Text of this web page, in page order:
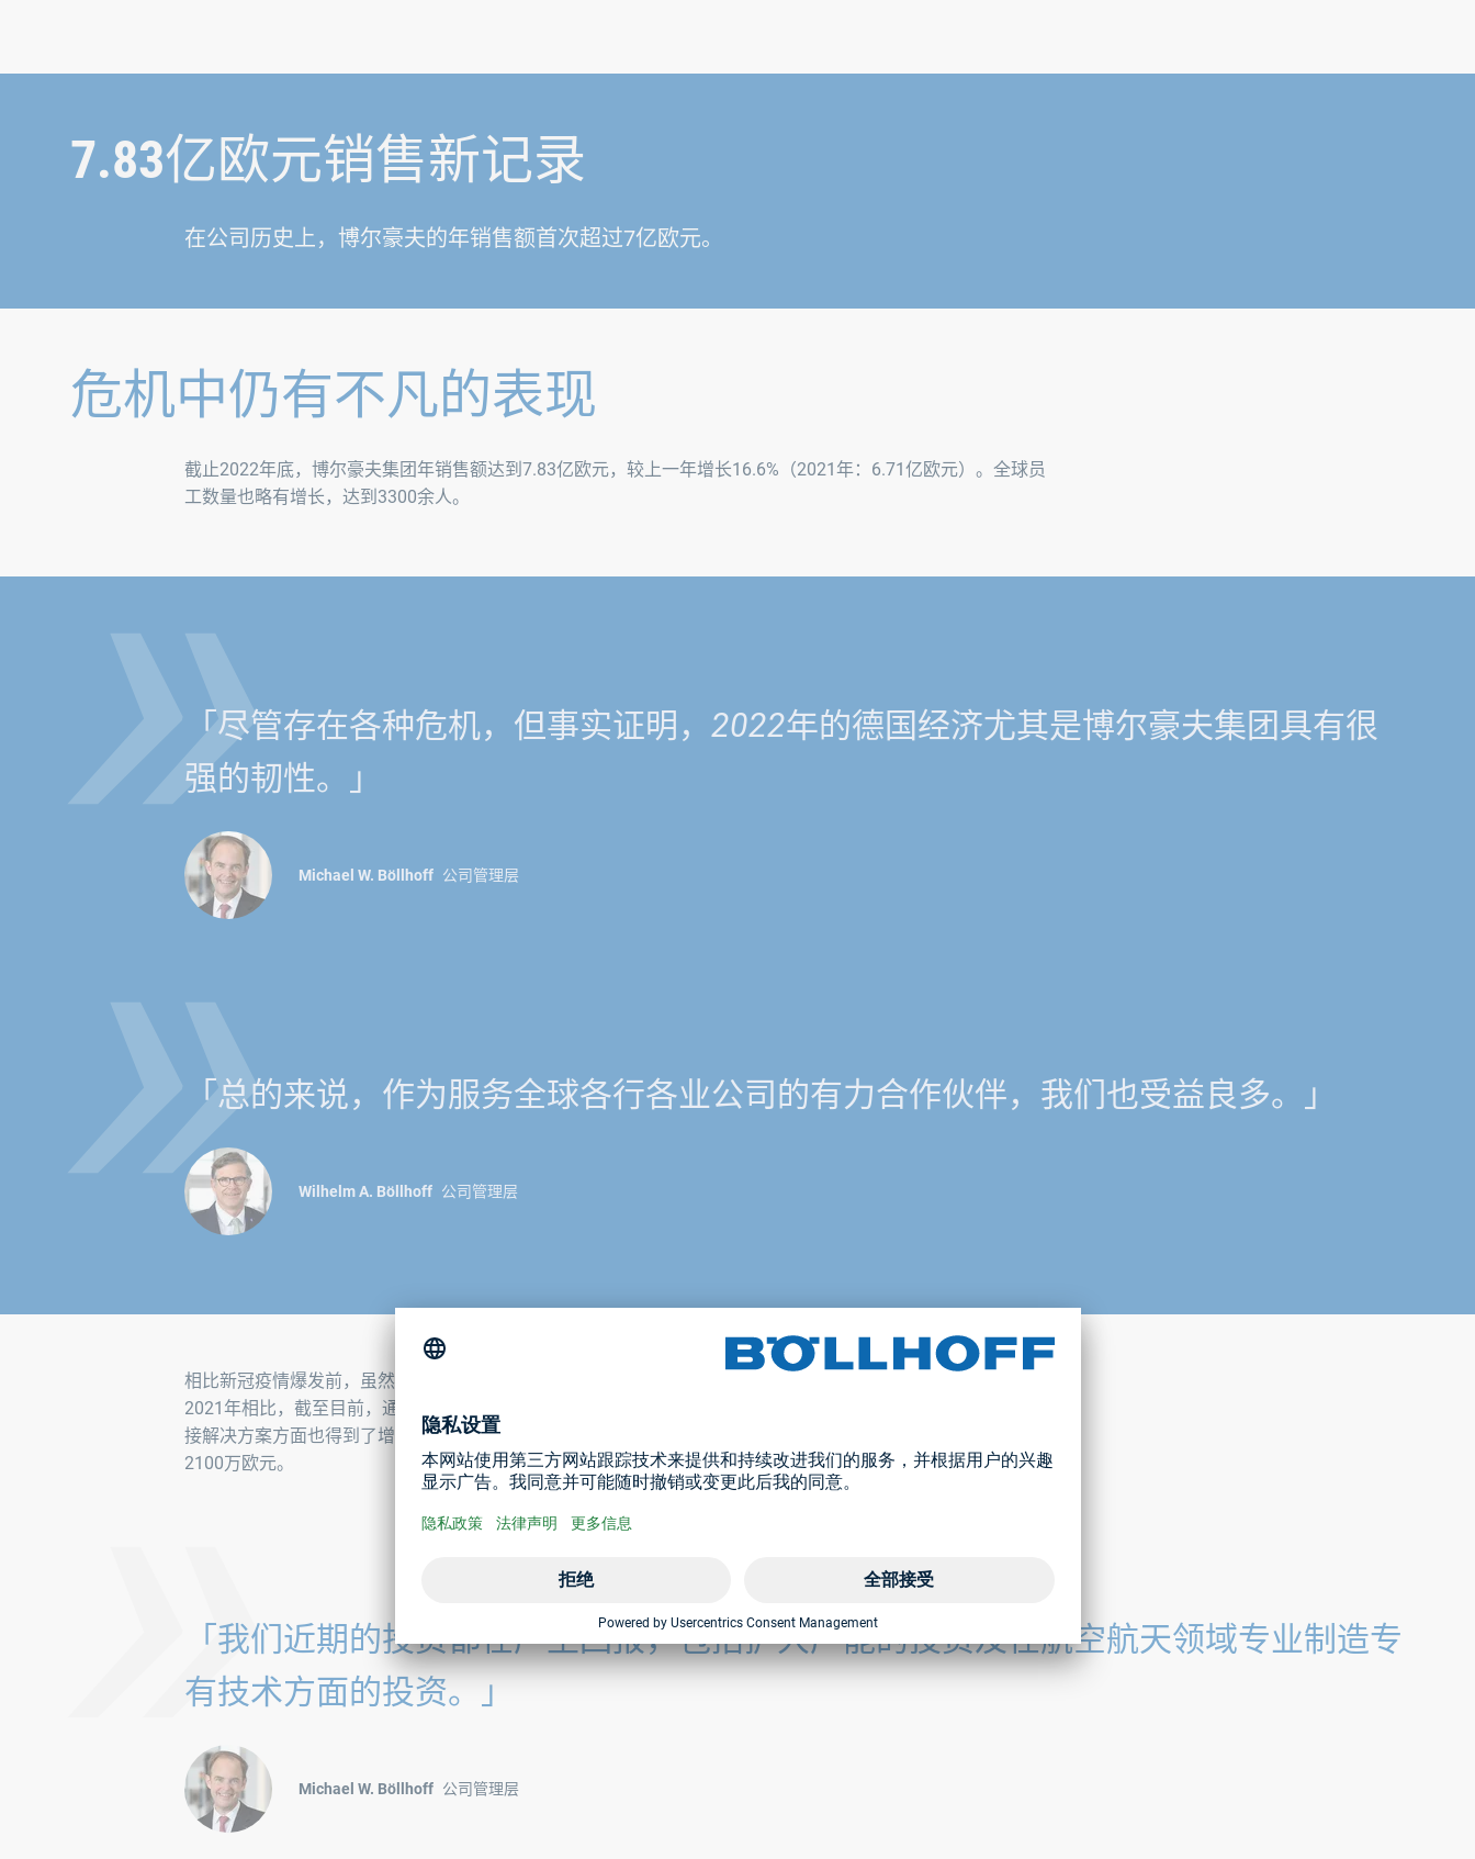
7.83亿欧元销售新记录
在公司历史上，博尔豪夫的年销售额首次超过7亿欧元。
危机中仍有不凡的表现
截止2022年底，博尔豪夫集团年销售额达到7.83亿欧元，较上一年增长16.6%（2021年：6.71亿欧元）。全球员
工数量也略有增长，达到3300余人。
「尽管存在各种危机，但事实证明，2022年的德国经济尤其是博尔豪夫集团具有很
强的韧性。」
Michael W. Böllhoff 公司管理层
»
「总的来说，作为服务全球各行各业公司的有力合作伙伴，我们也受益良多。」
Wilhelm A. Böllhoff 公司管理层
»
相比新冠疫情爆发前，虽然目前汽车行业的需求受到的抑制更大，但通用行业越来越青睐博尔豪夫的连接技术。与
2021年相比，截至目前，通用行业客户的年销售额增长了15%，达到3.69亿欧元。博尔豪夫在航空航天领域的连
接解决方案方面也得到了增长。航空航天领域的销售额翻了一番多，从2021年的约1000万欧元增加到2022年的
2100万欧元。
「我们近期的投资都在产生回报，包括扩大产能的投资及在航空航天领域专业制造专
有技术方面的投资。」
Michael W. Böllhoff 公司管理层
»